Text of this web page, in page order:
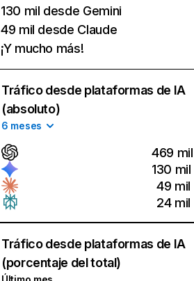
130 mil desde Gemini
49 mil desde Claude
¡Y mucho más!
Tráfico desde plataformas de IA
(absoluto)
6 meses
469 mil
130 mil
49 mil
24 mil
Tráfico desde plataformas de IA
(porcentaje del total)